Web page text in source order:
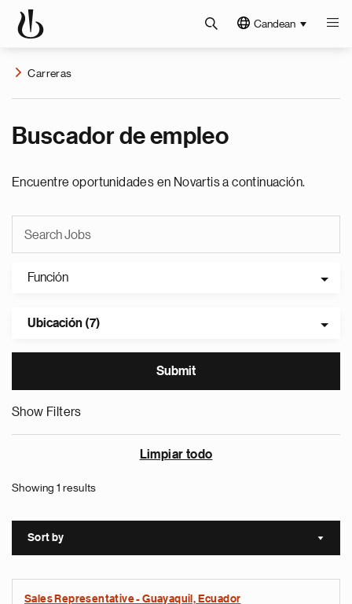
Candean
Carreras
Buscador de empleo
Encuentre oportunidades en Novartis a continuación.
Función
Ubicación (7)
Show Filters
Limpiar todo
Showing 1 results
Sort by Sort
Sales Representative - Guayaquil, Ecuador